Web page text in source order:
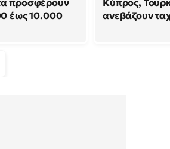
προσφέρουν
έως 10.000
Κύπρος,
ανεβάζουν